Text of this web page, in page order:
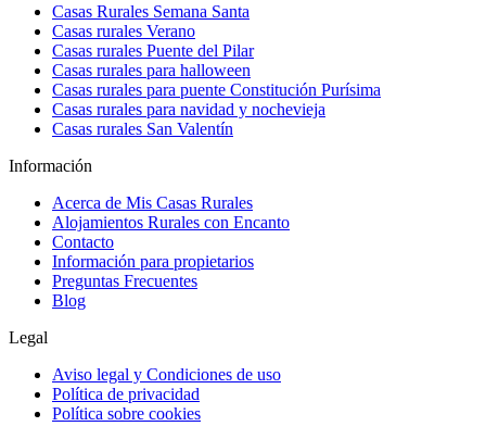
Casas Rurales Semana Santa
Casas rurales Verano
Casas rurales Puente del Pilar
Casas rurales para halloween
Casas rurales para puente Constitución Purísima
Casas rurales para navidad y nochevieja
Casas rurales San Valentín
Información
Acerca de Mis Casas Rurales
Alojamientos Rurales con Encanto
Contacto
Información para propietarios
Preguntas Frecuentes
Blog
Legal
Aviso legal y Condiciones de uso
Política de privacidad
Política sobre cookies